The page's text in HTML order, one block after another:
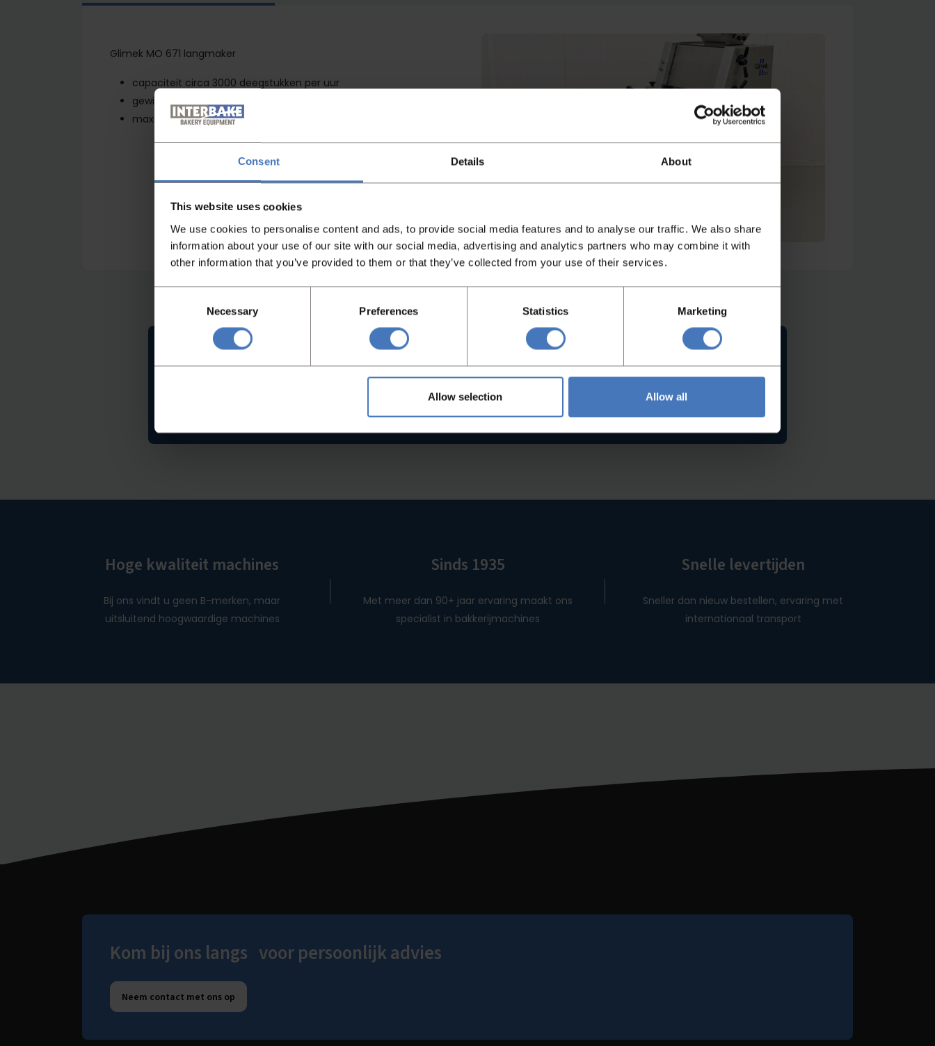
Consent Details About
This website uses cookies
We use cookies to personalise content and ads, to provide social media features and to analyse our traffic. We also share
information about your use of our site with our social media, advertising and analytics partners who may combine it with
other information that you’ve provided to them or that they’ve collected from your use of their services.
Necessary Preferences Statistics Marketing
Allow selection Allow all
Glimek MO 671 langmaker
capaciteit circa 3000 deegstukken per uur
gewichtsbereik 30-1800 gram
maximale werkbreedte tot 650mm
Niet gevonden wat je zocht?
Heeft u niet gevonden wat u zocht, neem dan gerust contact met ons op en wij helpen u graag!
Hoge kwaliteit machines
Bij ons vindt u geen B-merken, maar
uitsluitend hoogwaardige machines
Sinds 1935
Met meer dan 90+ jaar ervaring maakt ons
specialist in bakkerijmachines
Snelle levertijden
Sneller dan nieuw bestellen, ervaring met
internationaal transport
Kom bij ons langs voor persoonlijk advies
Neem contact met ons op